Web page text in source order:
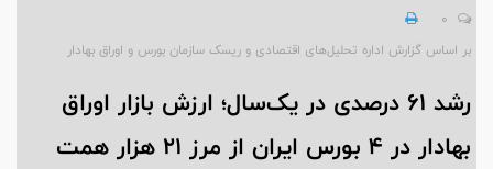
0
بر اساس گزارش اداره تحلیل‌های اقتصادی و ریسک سازمان بورس و اوراق بهادار
رشد ۶۱ درصدی در یک‌سال؛ ارزش بازار اوراق
بهادار در ۴ بورس ایران از مرز ۲۱ هزار همت